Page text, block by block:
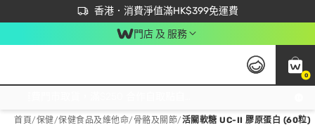
香港．消費淨值滿HK$399免運費
立即成為易賞錢會員盡享獨家優惠
首次APP下單買滿$450 輸入 NEWAPP 即減$50
門店 及 服務
0
首頁/保健/保健食品及維他命/ 骨骼及關節/活關軟糖 UC-II 膠原蛋白 (60粒)